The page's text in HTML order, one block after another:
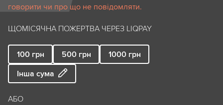
говорити чи про що не повідомляти.
ЩОМІСЯЧНА ПОЖЕРТВА ЧЕРЕЗ LIQPAY
100 грн 500 грн 1000 грн
Інша сума
АБО